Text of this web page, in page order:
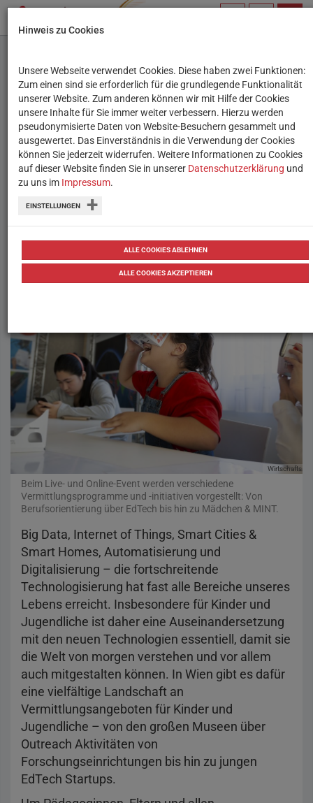
Hybrides Event:
Technologie erleben
Jetzt anmelden: Vermittlungsangebote
in Wien werden am 26. Jänner in einem
hybriden Event vorgestellt.
Beim Live- und Online-Event werden verschiedene
Vermittlungsprogramme und -initiativen vorgestellt: Von
Berufsorientierung über EdTech bis hin zu Mädchen & MINT.
Big Data, Internet of Things, Smart Cities &
Smart Homes, Automatisierung und
Digitalisierung – die fortschreitende
Technologisierung hat fast alle Bereiche unseres
Lebens erreicht. Insbesondere für Kinder und
Jugendliche ist daher eine Auseinandersetzung
mit den neuen Technologien essentiell, damit sie
die Welt von morgen verstehen und vor allem
auch mitgestalten können. In Wien gibt es dafür
eine vielfältige Landschaft an
Vermittlungsangeboten für Kinder und
Jugendliche – von den großen Museen über
Outreach Aktivitäten von
Forschungseinrichtungen bis hin zu jungen
EdTech Startups.
Hinweis zu Cookies
Unsere Webseite verwendet Cookies. Diese haben zwei Funktionen:
Zum einen sind sie erforderlich für die grundlegende Funktionalität
unserer Website. Zum anderen können wir mit Hilfe der Cookies
unsere Inhalte für Sie immer weiter verbessern. Hierzu werden
pseudonymisierte Daten von Website-Besuchern gesammelt und
ausgewertet. Das Einverständnis in die Verwendung der Cookies
können Sie jederzeit widerrufen. Weitere Informationen zu Cookies
auf dieser Website finden Sie in unserer Datenschutzerklärung und
zu uns im Impressum.
EINSTELLUNGEN
ALLE COOKIES ABLEHNEN
ALLE COOKIES AKZEPTIEREN